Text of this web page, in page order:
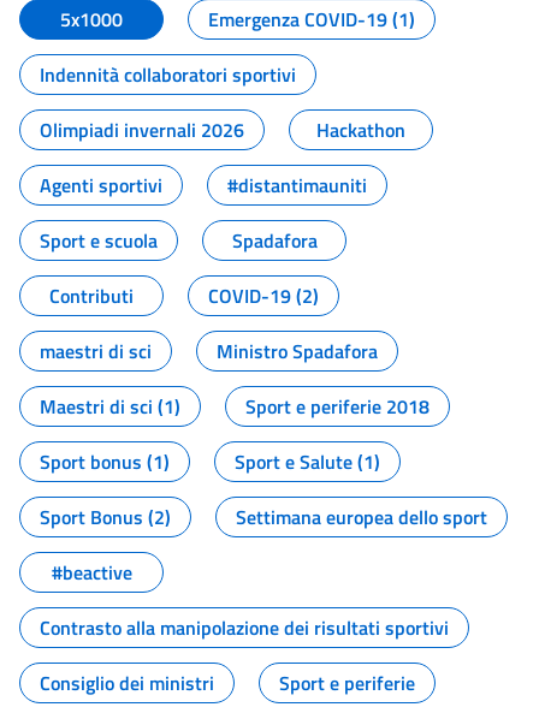
5x1000
Emergenza COVID-19 (1)
Indennità collaboratori sportivi
Olimpiadi invernali 2026
Hackathon
Agenti sportivi
#distantimauniti
Sport e scuola
Spadafora
Contributi
COVID-19 (2)
maestri di sci
Ministro Spadafora
Maestri di sci (1)
Sport e periferie 2018
Sport bonus (1)
Sport e Salute (1)
Sport Bonus (2)
Settimana europea dello sport
#beactive
Contrasto alla manipolazione dei risultati sportivi
Consiglio dei ministri
Sport e periferie